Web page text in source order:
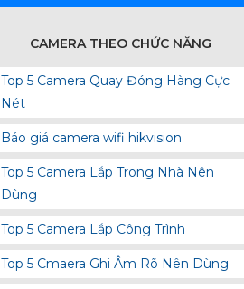
CAMERA THEO CHỨC NĂNG
Top 5 Camera Quay Đóng Hàng Cực
Nét
Báo giá camera wifi hikvision
Top 5 Camera Lắp Trong Nhà Nên
Dùng
Top 5 Camera Lắp Công Trình
Top 5 Cmaera Ghi Âm Rõ Nên Dùng